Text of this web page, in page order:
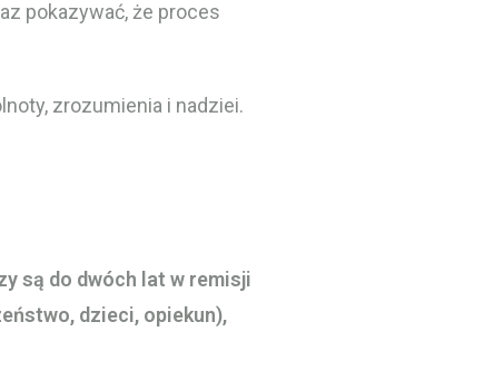
pokazywać, że proces
zrozumienia i nadziei.
są do dwóch lat w remisji
dzieci, opiekun),